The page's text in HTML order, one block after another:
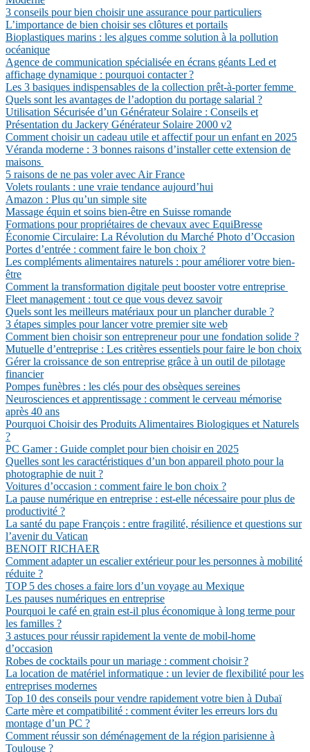
3 conseils pour bien choisir une assurance pour particuliers
L’importance de bien choisir ses clôtures et portails
Bioplastiques marins : les algues comme solution à la pollution
océanique
Agence de communication spécialisée en écrans géants Led et
affichage dynamique : pourquoi contacter ?
Les 3 basiques indispensables de la collection prêt-à-porter femme
Quels sont les avantages de l’adoption du portage salarial ?
Utilisation Sécurisée d’un Générateur Solaire : Conseils et
Présentation du Jackery Générateur Solaire 2000 v2
Comment choisir un cadeau utile et affectif pour un enfant en 2025
Véranda moderne : 3 bonnes raisons d’installer cette extension de
maisons
5 raisons de ne pas voler avec Air France
Volets roulants : une vraie tendance aujourd’hui
Amazon : Plus qu’un simple site
Massage équin et soins bien-être en Suisse romande
Formations pour propriétaires de chevaux avec EquiBresse
Économie Circulaire: La Révolution du Marché Photo d’Occasion
Portes d’entrée : comment faire le bon choix ?
Les compléments alimentaires naturels : pour améliorer votre bien-
être
Comment la transformation digitale peut booster votre entreprise
Fleet management : tout ce que vous devez savoir
Quels sont les meilleurs matériaux pour un plancher durable ?
3 étapes simples pour lancer votre premier site web
Comment bien choisir son entrepreneur pour une fondation solide ?
Mutuelle d’entreprise : Les critères essentiels pour faire le bon choix
Gérer la croissance de son entreprise grâce à un outil de pilotage
financier
Pompes funèbres : les clés pour des obsèques sereines
Neurosciences et apprentissage : comment le cerveau mémorise
après 40 ans
Pourquoi Choisir des Produits Alimentaires Biologiques et Naturels
?
PC Gamer : Guide complet pour bien choisir en 2025
Quelles sont les caractéristiques d’un bon appareil photo pour la
photographie de nuit ?
Voitures d’occasion : comment faire le bon choix ?
La pause numérique en entreprise : est-elle nécessaire pour plus de
productivité ?
La santé du pape François : entre fragilité, résilience et questions sur
l’avenir du Vatican
BENOIT RICHAER
Comment adapter un escalier extérieur pour les personnes à mobilité
réduite ?
TOP 5 des choses a faire lors d’un voyage au Mexique
Les pauses numériques en entreprise
Pourquoi le café en grain est-il plus économique à long terme pour
les familles ?
3 astuces pour réussir rapidement la vente de mobil-home
d’occasion
Robes de cocktails pour un mariage : comment choisir ?
La location de matériel informatique : un levier de flexibilité pour les
entreprises modernes
Top 10 des conseils pour vendre rapidement votre bien à Dubaï
Carte mère et compatibilité : comment éviter les erreurs lors du
montage d’un PC ?
Comment réussir son déménagement de la région parisienne à
Toulouse ?